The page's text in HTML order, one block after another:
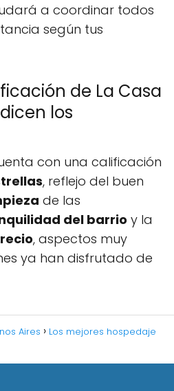
a coordinar todos
según tus
de La Casa
los
con una calificación
, reflejo del buen
de las
del barrio y la
, aspectos muy
ya han disfrutado de
Aires
Los mejores hospedaje